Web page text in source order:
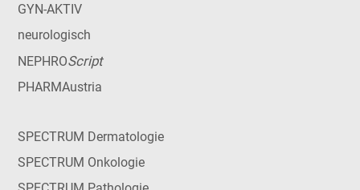
GYN-AKTIV
neurologisch
NEPHROScript
PHARMAustria
SPECTRUM Dermatologie
SPECTRUM Onkologie